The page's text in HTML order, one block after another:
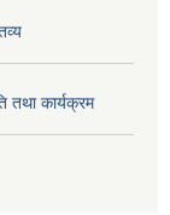
तथा कार्यक्रम